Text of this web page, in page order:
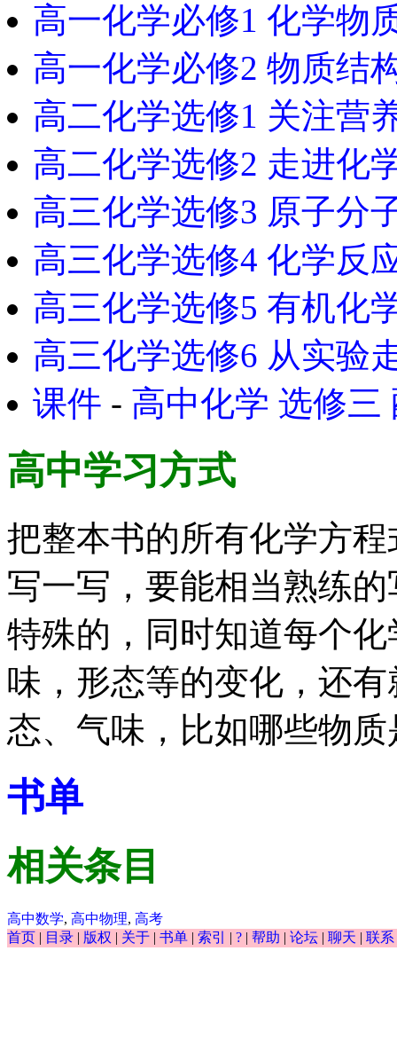
高一化学必修1 化学物
高一化学必修2 物质结
高二化学选修1 关注营
高二化学选修2 走进化
高三化学选修3 原子分
高三化学选修4 化学反
高三化学选修5 有机化
高三化学选修6 从实验
课件 - 高中化学 选修三
高中学习方式
把整本书的所有化学方
写一写，要能相当熟练
特殊的，同时知道每个
味，形态等的变化，还
态、气味，比如哪些物
书单
相关条目
高中数学, 高中物理, 高考
首页 | 目录 | 版权 | 关于 | 书单 | 索引 | ? | 帮助 | 论坛 | 聊天 | 联系